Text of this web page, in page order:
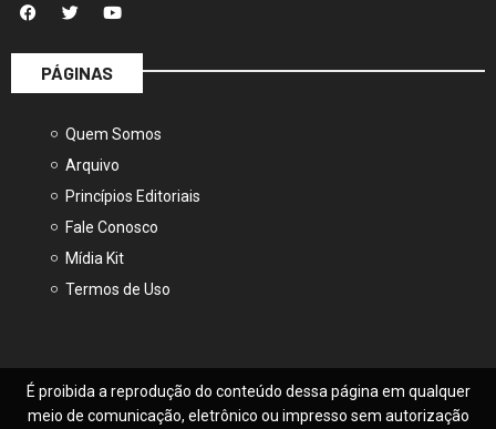
PÁGINAS
Quem Somos
Arquivo
Princípios Editoriais
Fale Conosco
Mídia Kit
Termos de Uso
É proibida a reprodução do conteúdo dessa página em qualquer
meio de comunicação, eletrônico ou impresso sem autorização